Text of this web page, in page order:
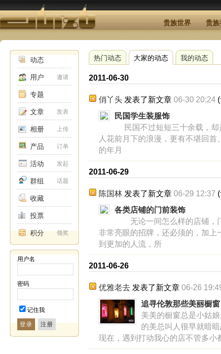
贵族世界 贵族
动态
用户 邀请
专题
文章 发表
相册 上传
产品 订单
活动 发起
群组 话题
收藏
投票
积分 领奖
用户名
密码
记住我
登录
热门动态 大家的动态 我的动态
2011-06-30
俏丫头 发表了新文章 06-30 20:24 (
民国学生装服饰
民国不过短短三十余载，却
人花前月下的浪漫，更有不堪回
的年月
2011-06-29
陈国林 发表了新文章 06-29 12:37 (
各类店铺的门前装饰
无论一间怎么样的店铺，
非常亮眼的招牌，还必须的，加
到更加的人流，所
2011-06-26
优雅老去 发表了新文章 06-26
追寻伦敦那些美丽橱窗
美美的橱窗总是小姑
的美总叫人很早就暗
现在，遇到打动我心的店不管多小